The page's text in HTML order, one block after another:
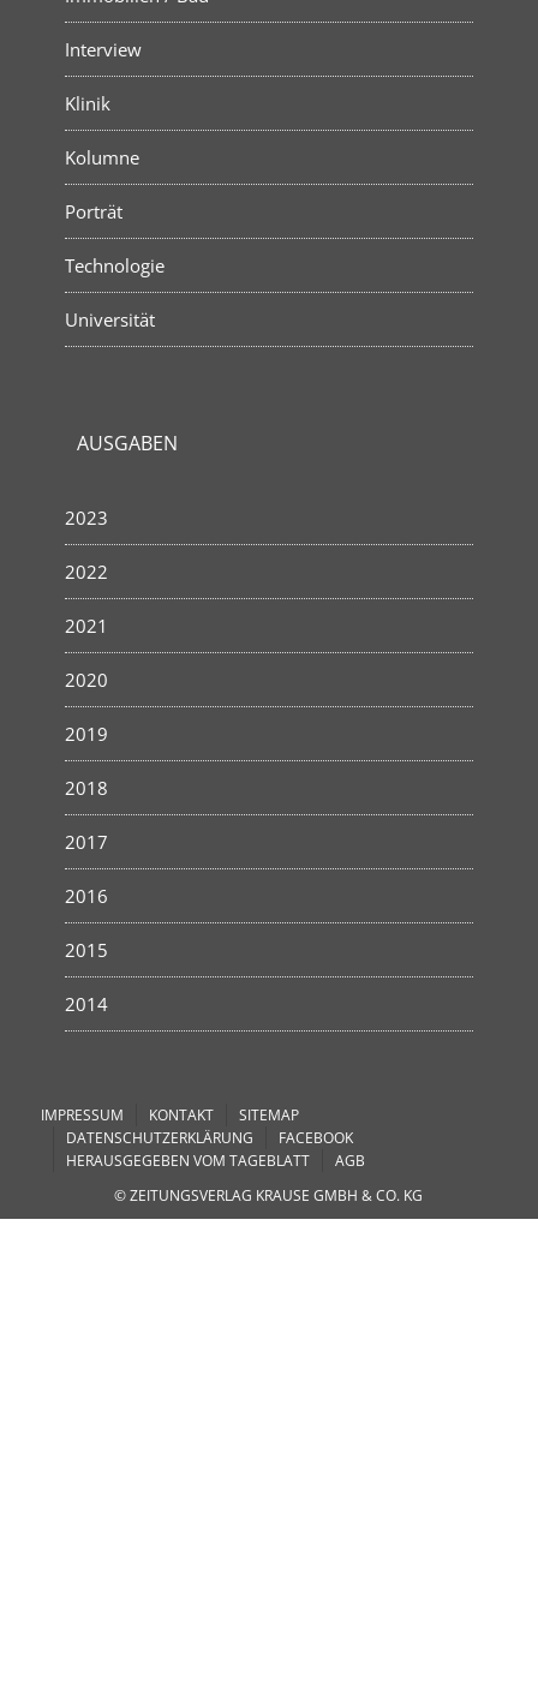
Interview
Klinik
Kolumne
Porträt
Technologie
Universität
AUSGABEN
2023
2022
2021
2020
2019
2018
2017
2016
2015
2014
IMPRESSUM KONTAKT
SITEMAP
DATENSCHUTZERKLÄRUNG
FACEBOOK
HERAUSGEGEBEN VOM TAGEBLATT
AGB
© ZEITUNGSVERLAG KRAUSE GMBH & CO. KG